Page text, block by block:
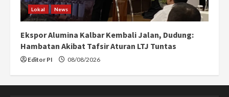
Lokal News
Ekspor Alumina Kalbar Kembali Jalan, Dudung:
Hambatan Akibat Tafsir Aturan LTJ Tuntas
Editor PI 08/08/2026